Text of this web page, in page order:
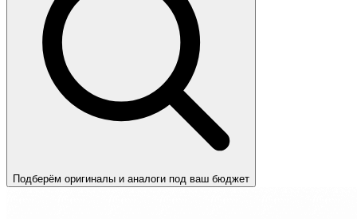
Подберём оригиналы и аналоги под ваш бюджет